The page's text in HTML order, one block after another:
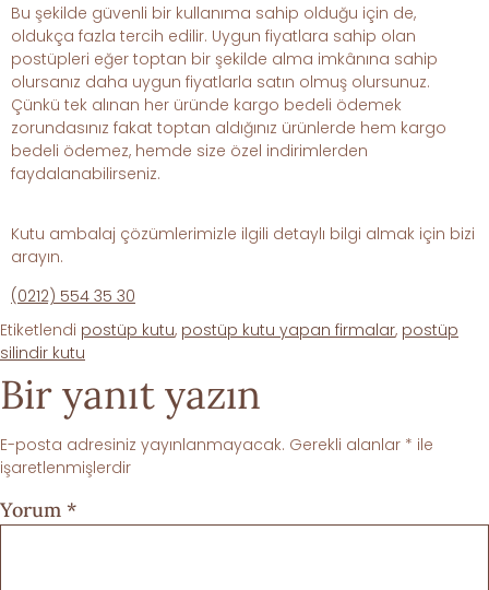
Bu şekilde güvenli bir kullanıma sahip olduğu için de,
oldukça fazla tercih edilir. Uygun fiyatlara sahip olan
postüpleri eğer toptan bir şekilde alma imkânına sahip
olursanız daha uygun fiyatlarla satın olmuş olursunuz.
Çünkü tek alınan her üründe kargo bedeli ödemek
zorundasınız fakat toptan aldığınız ürünlerde hem kargo
bedeli ödemez, hemde size özel indirimlerden
faydalanabilirseniz.
Kutu ambalaj çözümlerimizle ilgili detaylı bilgi almak için bizi
arayın.
(0212) 554 35 30
Etiketlendi postüp kutu, postüp kutu yapan firmalar, postüp
silindir kutu
Bir yanıt yazın
E-posta adresiniz yayınlanmayacak. Gerekli alanlar * ile
işaretlenmişlerdir
Yorum *